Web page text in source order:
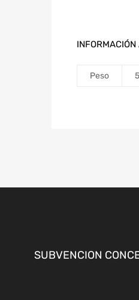
Peso
SUBVENCION